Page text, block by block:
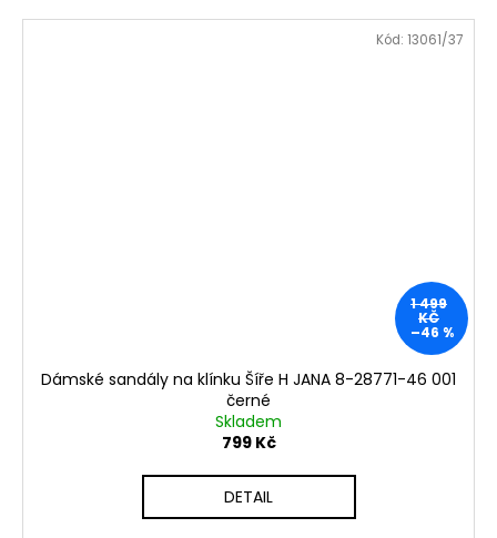
1 499
KČ
–46 %
Dámské sandály na klínku Šíře H JANA 8-28771-46 001
černé
Skladem
799 Kč
DETAIL
Kód: 13061/37